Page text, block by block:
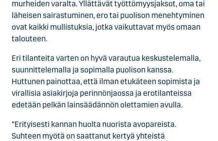
murheiden varalta. Yllättävät työttömyysjaksot, oma tai
läheisen sairastuminen, ero tai puolison menehtyminen
ovat kaikki mullistuksia, jotka vaikuttavat myös omaan
talouteen.
Eri tilanteita varten on hyvä varautua keskustelemalla,
suunnittelemalla ja sopimalla puolison kanssa.
Huttunen painottaa, että ilman etukäteen sopimista ja
virallisia asiakirjoja perinnönjaossa ja erotilanteissa
edetään pelkän lainsäädännön olettamien avulla.
”Erityisesti kannan huolta nuorista avopareista.
Suhteen myötä on saattanut kertyä yhteistä